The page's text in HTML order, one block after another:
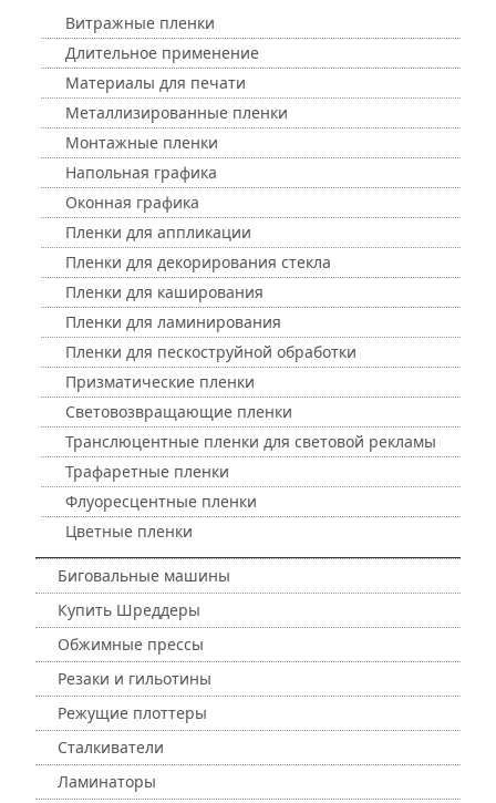
Витражные пленки
Длительное применение
Материалы для печати
Металлизированные пленки
Монтажные пленки
Напольная графика
Оконная графика
Пленки для аппликации
Пленки для декорирования стекла
Пленки для каширования
Пленки для ламинирования
Пленки для пескоструйной обработки
Призматические пленки
Световозвращающие пленки
Транслюцентные пленки для световой рекламы
Трафаретные пленки
Флуоресцентные пленки
Цветные пленки
Биговальные машины
Купить Шреддеры
Обжимные прессы
Резаки и гильотины
Режущие плоттеры
Сталкиватели
Ламинаторы